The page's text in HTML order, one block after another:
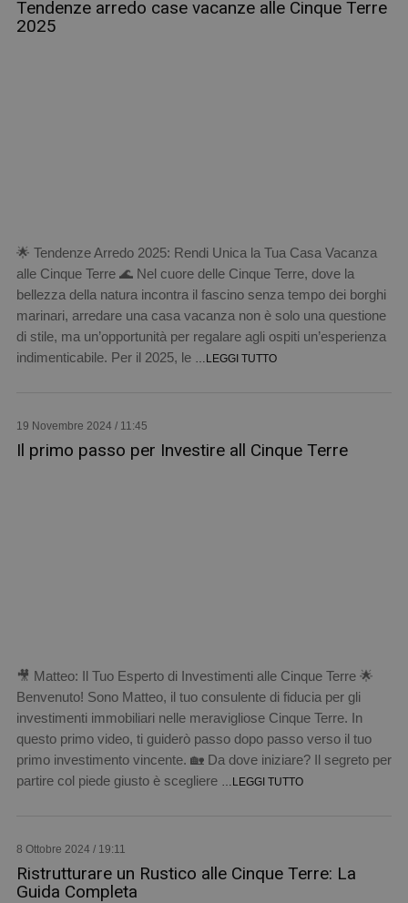
Tendenze arredo case vacanze alle Cinque Terre
2025
🌟 Tendenze Arredo 2025: Rendi Unica la Tua Casa Vacanza
alle Cinque Terre 🌊 Nel cuore delle Cinque Terre, dove la
bellezza della natura incontra il fascino senza tempo dei borghi
marinari, arredare una casa vacanza non è solo una questione
di stile, ma un’opportunità per regalare agli ospiti un’esperienza
indimenticabile. Per il 2025, le
…LEGGI TUTTO
19 Novembre 2024 / 11:45
Il primo passo per Investire all Cinque Terre
🎥 Matteo: Il Tuo Esperto di Investimenti alle Cinque Terre 🌟
Benvenuto! Sono Matteo, il tuo consulente di fiducia per gli
investimenti immobiliari nelle meravigliose Cinque Terre. In
questo primo video, ti guiderò passo dopo passo verso il tuo
primo investimento vincente. 🏡 Da dove iniziare? Il segreto per
partire col piede giusto è scegliere
…LEGGI TUTTO
8 Ottobre 2024 / 19:11
Ristrutturare un Rustico alle Cinque Terre: La
Guida Completa